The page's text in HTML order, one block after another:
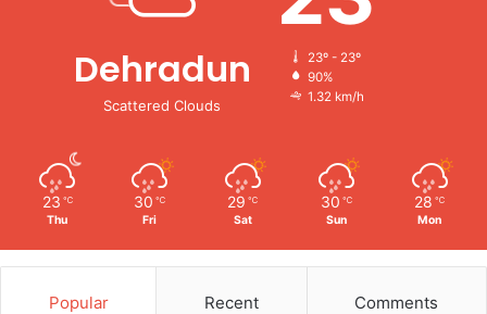
Dehradun
Scattered Clouds
23º - 23º
90%
1.32 km/h
23 ℃
Thu
30 ℃
Fri
29 ℃
Sat
30 ℃
Sun
28 ℃
Mon
Popular Recent Comments